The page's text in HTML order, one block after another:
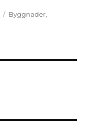
Kategorier
Byggnader,